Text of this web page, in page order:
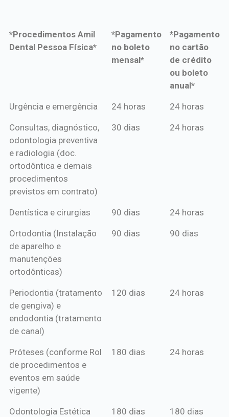
*Procedimentos Amil
Dental Pessoa Física*
*Pagamento
no boleto
mensal*
*Pagamento
no cartão
de crédito
ou boleto
anual*
*Procedimentos Amil
*Pagamento
mensal*
*Pagamento
de crédito
Urgência e emergência 24 horas 24 horas
Consultas, diagnóstico,
odontologia preventiva
e radiologia (doc.
ortodôntica e demais
procedimentos
previstos em contrato)
30 dias 24 horas
Dentística e cirurgias 90 dias 24 horas
Ortodontia (Instalação
de aparelho e
manutenções
ortodônticas)
90 dias 90 dias
Periodontia (tratamento
de gengiva) e
endodontia (tratamento
de canal)
120 dias 24 horas
Próteses (conforme Rol
de procedimentos e
eventos em saúde
vigente)
180 dias 24 horas
Odontologia Estética
180 dias 180 dias